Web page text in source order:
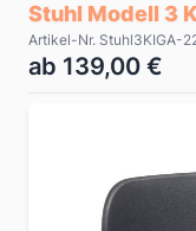
Stuhl Modell 3
Artikel-Nr. Stuhl3KIGA-
ab 139,00 €